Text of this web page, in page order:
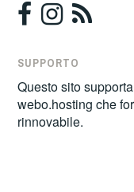
SUPPORTO
Questo sito
webo.hosting che
rinnovabile.